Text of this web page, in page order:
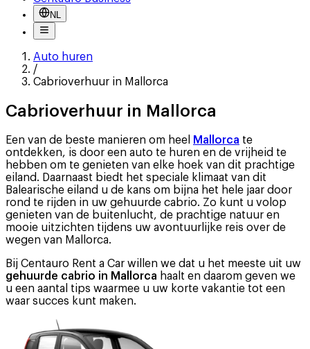
NL
Auto huren
/
Cabrioverhuur in Mallorca
Cabrioverhuur in Mallorca
Een van de beste manieren om heel Mallorca te
ontdekken, is door een auto te huren en de vrijheid te
hebben om te genieten van elke hoek van dit prachtige
eiland. Daarnaast biedt het speciale klimaat van dit
Balearische eiland u de kans om bijna het hele jaar door
rond te rijden in uw gehuurde cabrio. Zo kunt u volop
genieten van de buitenlucht, de prachtige natuur en
mooie uitzichten tijdens uw avontuurlijke reis over de
wegen van Mallorca.
Bij Centauro Rent a Car willen we dat u het meeste uit uw
gehuurde cabrio in Mallorca haalt en daarom geven we
u een aantal tips waarmee u uw korte vakantie tot een
waar succes kunt maken.